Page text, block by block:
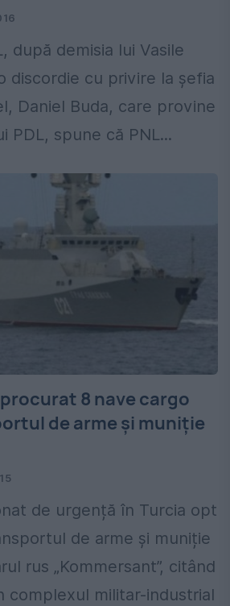
după demisia lui Vasile
discordie cu privire la șefia
Daniel Buda, care provine
PDL, spune că PNL...
8 nave cargo
de arme și muniție
de urgență în Turcia opt
de arme şi muniție
rus „Kommersant”, citând
complexul militar-industrial